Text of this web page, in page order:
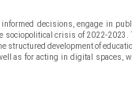
decisions, engage in
crisis of 2022-
development of
for acting in digital spaces,